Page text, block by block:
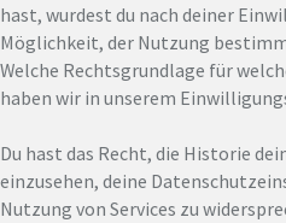
hast, wurdest du nach deiner
Möglichkeit, der Nutzung
Welche Rechtsgrundlage für
haben wir in unserem
Du hast das Recht, die Historie
einzusehen, deine
Nutzung von Services zu